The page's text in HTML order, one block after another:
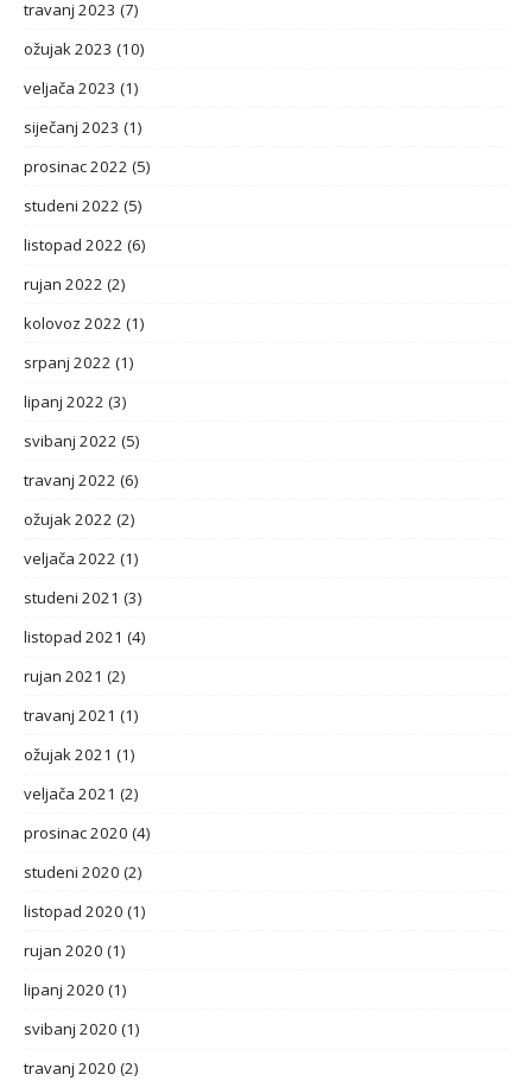
travanj 2023 (7)
ožujak 2023 (10)
veljača 2023 (1)
siječanj 2023 (1)
prosinac 2022 (5)
studeni 2022 (5)
listopad 2022 (6)
rujan 2022 (2)
kolovoz 2022 (1)
srpanj 2022 (1)
lipanj 2022 (3)
svibanj 2022 (5)
travanj 2022 (6)
ožujak 2022 (2)
veljača 2022 (1)
studeni 2021 (3)
listopad 2021 (4)
rujan 2021 (2)
travanj 2021 (1)
ožujak 2021 (1)
veljača 2021 (2)
prosinac 2020 (4)
studeni 2020 (2)
listopad 2020 (1)
rujan 2020 (1)
lipanj 2020 (1)
svibanj 2020 (1)
travanj 2020 (2)